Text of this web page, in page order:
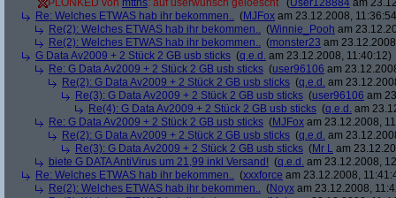
PLONKED von mtths: auf userwunsch geloescht (User128884 am
Re: Welches ETWAS hab ihr bekommen.. (MJFox am 23.12.2008,
Re(2): Welches ETWAS hab ihr bekommen.. (Winnie_Pooh am
Re(2): Welches ETWAS hab ihr bekommen.. (monster23 am
G Data Av2009 + 2 Stück 2 GB usb sticks (q.e.d. am 23.12.2008, 11:40:12)
Re: G Data Av2009 + 2 Stück 2 GB usb sticks (user96106 am
Re(2): G Data Av2009 + 2 Stück 2 GB usb sticks (q.e.d. am
Re(3): G Data Av2009 + 2 Stück 2 GB usb sticks (user96106 am
Re(4): G Data Av2009 + 2 Stück 2 GB usb sticks (q.e.d. am
Re: G Data Av2009 + 2 Stück 2 GB usb sticks (MJFox am 23.12.2008,
Re(2): G Data Av2009 + 2 Stück 2 GB usb sticks (q.e.d. am
Re(3): G Data Av2009 + 2 Stück 2 GB usb sticks (Mr L am
biete G DATA AntiVirus um 21,99 inkl Versand! (q.e.d. am 23.12.2008,
Re: Welches ETWAS hab ihr bekommen.. (xxxforce am 23.12.2008,
Re(2): Welches ETWAS hab ihr bekommen.. (Noyx am 23.12.2008,